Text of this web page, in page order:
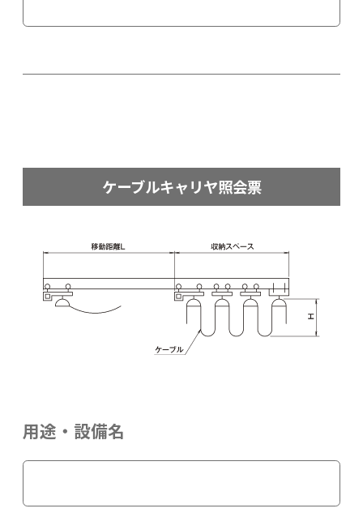
ケーブルキャリヤ照会票
用途・設備名